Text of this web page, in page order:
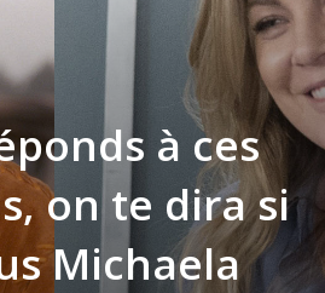
à ces
on te dira si
Michaela